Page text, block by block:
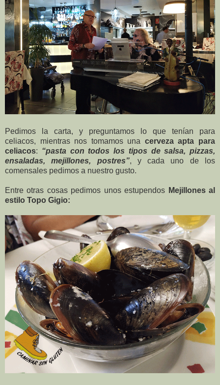
Pedimos la carta, y preguntamos lo que tenían para
celiacos, mientras nos tomamos una cerveza apta para
celiacos: “pasta con todos los tipos de salsa, pizzas,
ensaladas, mejillones, postres”, y cada uno de los
comensales pedimos a nuestro gusto.
Entre otras cosas pedimos unos estupendos Mejillones al
estilo Topo Gigio: